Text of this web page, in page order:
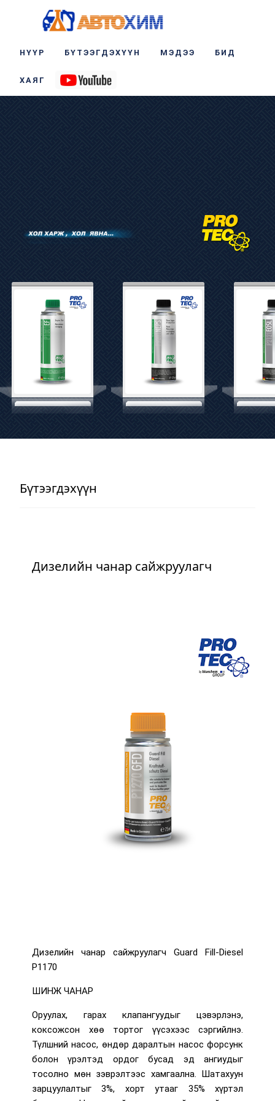
НҮҮР БҮТЭЭГДЭХҮҮН МЭДЭЭ БИД
ХАЯГ
Бүтээгдэхүүн
Дизелийн чанар сайжруулагч
Дизелийн чанар сайжруулагч Guard Fill-Diesel
P1170
ШИНЖ ЧАНАР
Оруулах, гарах клапангуудыг цэвэрлэнэ,
коксожсон хөө тортог үүсэхээс сэргийлнэ.
Түлшний насос, өндөр даралтын насос форсунк
болон үрэлтэд ордог бусад эд ангиудыг
тосолно мөн зэврэлтээс хамгаална. Шатахуун
зарцуулалтыг 3%, хорт утааг 35% хүртэл